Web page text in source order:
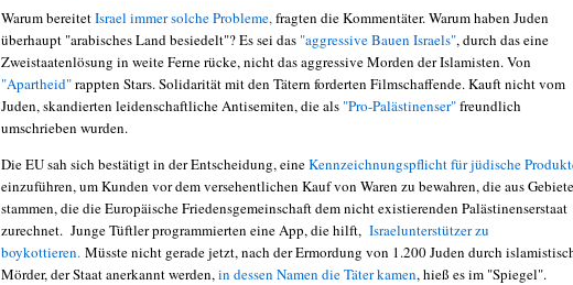
Warum bereitetIsrael immer solche Probleme, fragten die Kommentäter. Warum haben Juden
überhaupt "arabisches Land besiedelt"? Es sei das "aggressive Bauen Israels", durch das eine
Zweistaatenlösung in weite Ferne rücke, nicht das aggressive Morden der Islamisten. Von
"Apartheid"rappten Stars. Solidarität mit den Tätern forderten Filmschaffende. Kauft nicht vom
Juden, skandierten leidenschaftliche Antisemiten, die als "Pro-Palästinenser"freundlich
umschrieben wurden.
Die EU sah sich bestätigt in der Entscheidung, eineKennzeichnungspflicht für jüdische
einzuführen, um Kunden vor dem versehentlichen Kauf von Waren zu bewahren, die aus
stammen, die die Europäische Friedensgemeinschaft dem nicht existierenden Palästinenserstaat
zurechnet. Junge Tüftler programmierten eine App, die hilft, Israelunterstützer zu
boykottieren. Müsste nicht gerade jetzt, nach der Ermordung von 1.200 Juden durch
Mörder, der Staat anerkannt werden, in dessen Namen die Täter kamen, hieß es im "Spiegel".